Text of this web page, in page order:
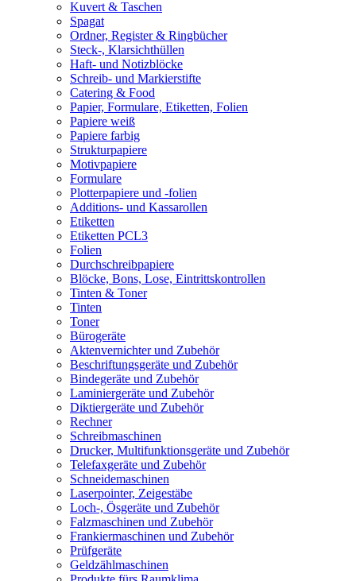
Kuvert & Taschen
Spagat
Ordner, Register & Ringbücher
Steck-, Klarsichthüllen
Haft- und Notizblöcke
Schreib- und Markierstifte
Catering & Food
Papier, Formulare, Etiketten, Folien
Papiere weiß
Papiere farbig
Strukturpapiere
Motivpapiere
Formulare
Plotterpapiere und -folien
Additions- und Kassarollen
Etiketten
Etiketten PCL3
Folien
Durchschreibpapiere
Blöcke, Bons, Lose, Eintrittskontrollen
Tinten & Toner
Tinten
Toner
Bürogeräte
Aktenvernichter und Zubehör
Beschriftungsgeräte und Zubehör
Bindegeräte und Zubehör
Laminiergeräte und Zubehör
Diktiergeräte und Zubehör
Rechner
Schreibmaschinen
Drucker, Multifunktionsgeräte und Zubehör
Telefaxgeräte und Zubehör
Schneidemaschinen
Laserpointer, Zeigestäbe
Loch-, Ösgeräte und Zubehör
Falzmaschinen und Zubehör
Frankiermaschinen und Zubehör
Prüfgeräte
Geldzählmaschinen